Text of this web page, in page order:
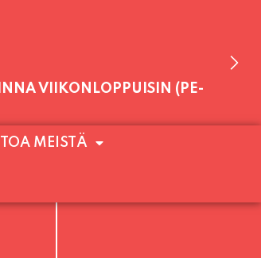
VIIKONLOPPUISIN (PE-
MEISTÄ